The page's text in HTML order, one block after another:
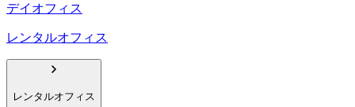
デイオフィス
レンタルオフィス
レンタルオフィス